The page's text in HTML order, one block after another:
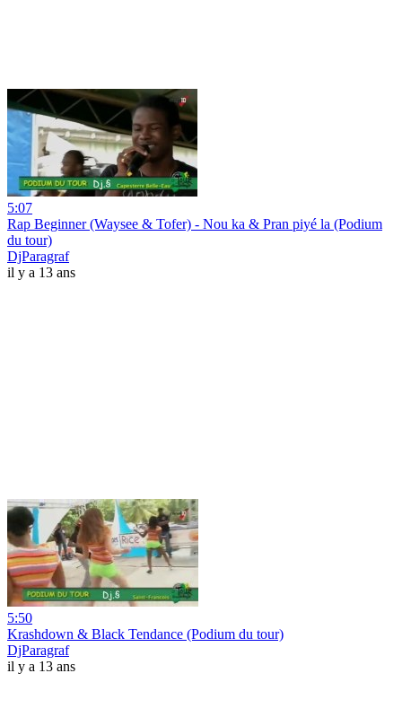
5:07
Rap Beginner (Waysee & Tofer) - Nou ka & Pran piyé la (Podium
du tour)
DjParagraf
il y a 13 ans
5:50
Krashdown & Black Tendance (Podium du tour)
DjParagraf
il y a 13 ans